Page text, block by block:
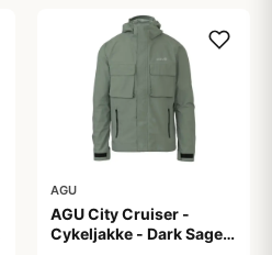
AGU
AGU City Cruiser -
Cykeljakke - Dark Sage -